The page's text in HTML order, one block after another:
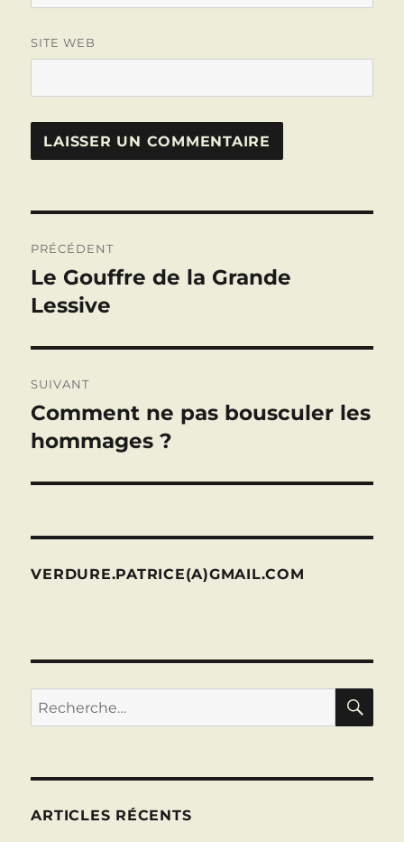
SITE WEB
de
l’article
PRÉCÉDENT
Publication
précédente :
Le Gouffre de la Grande
Lessive
SUIVANT
Publication
suivante :
Comment ne pas bousculer les
hommages ?
VERDURE.PATRICE(A)GMAIL.COM
Recherche
pour :
ARTICLES RÉCENTS